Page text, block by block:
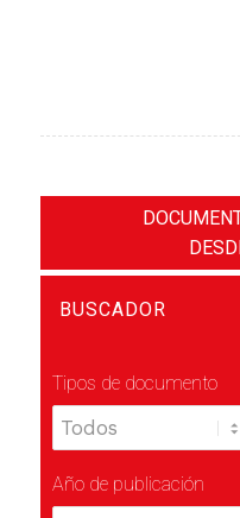
BUSCADOR
Tipos de documento
Año de publicación